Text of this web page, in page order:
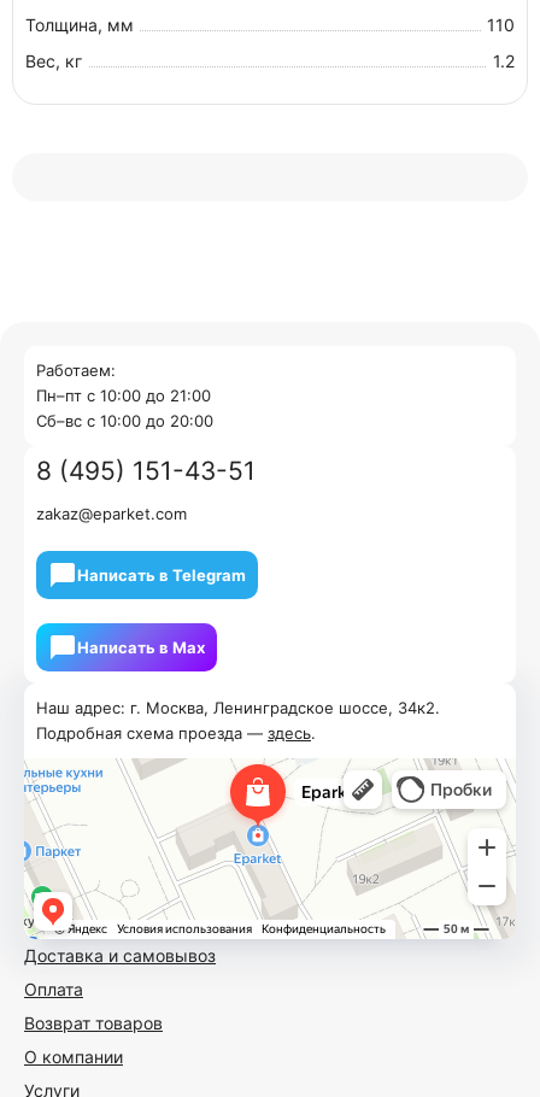
Толщина, мм
110
Вес, кг
1.2
Доставка и самовывоз
Оплата
Возврат товаров
О компании
Услуги
Наш адрес: г. Москва, Ленинградское шоссе, 34к2.
Подробная схема проезда — здесь.
Работаем:
Пн–пт с 10:00 до 21:00
Cб–вс с 10:00 до 20:00
8 (495) 151-43-51
zakaz@eparket.com
Написать в Telegram
Написать в Мах